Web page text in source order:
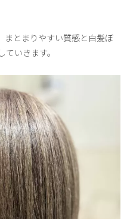
まとまりやすい質感と白髪ぼ
いきます。